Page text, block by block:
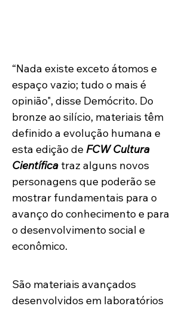
“Nada existe exceto átomos e
espaço vazio; tudo o mais é
opinião", disse Demócrito. Do
bronze ao silício, materiais têm
definido a evolução humana e
esta edição de FCW Cultura
Científica traz alguns novos
personagens que poderão se
mostrar fundamentais para o
avanço do conhecimento e para
o desenvolvimento social e
econômico.
São materiais avançados
desenvolvidos em laboratórios